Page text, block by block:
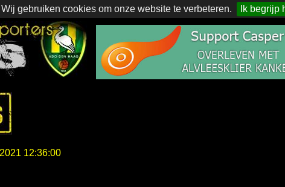
Wij gebruiken cookies om onze website te verbeteren. Ik begrijp
12:36:00